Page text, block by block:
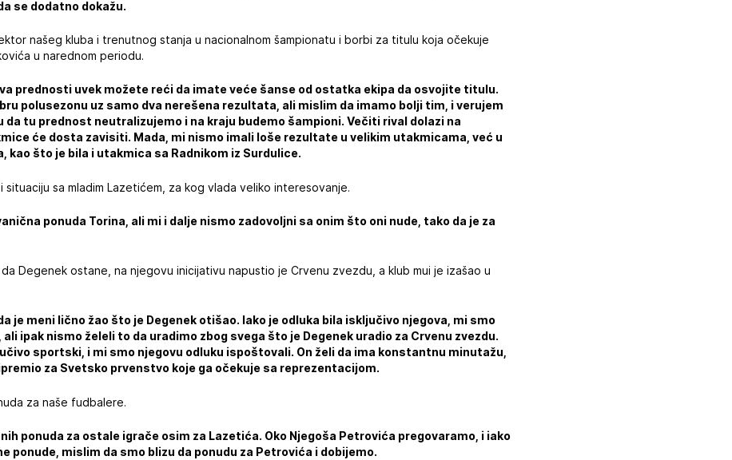
se dodatno dokažu.
našeg kluba i trenutnog stanja u nacionalnom šampionatu i borbi za titulu koja očekuje
u narednom periodu.
prednosti uvek možete reći da imate veće šanse od ostatka ekipa da osvojite titulu.
polusezonu uz samo dva nerešena rezultata, ali mislim da imamo bolji tim, i verujem
da tu prednost neutralizujemo i na kraju budemo šampioni. Večiti rival dolazi na
će dosta zavisiti. Mada, mi nismo imali loše rezultate u velikim utakmicama, već u
kao što je bila i utakmica sa Radnikom iz Surdulice.
situaciju sa mladim Lazetićem, za kog vlada veliko interesovanje.
ponuda Torina, ali mi i dalje nismo zadovoljni sa onim što oni nude, tako da je za
Degenek ostane, na njegovu inicijativu napustio je Crvenu zvezdu, a klub mui je izašao u
je meni lično žao što je Degenek otišao. Iako je odluka bila isključivo njegova, mi smo
ipak nismo želeli to da uradimo zbog svega što je Degenek uradio za Crvenu zvezdu.
sportski, i mi smo njegovu odluku ispoštovali. On želi da ima konstantnu minutažu,
za Svetsko prvenstvo koje ga očekuje sa reprezentacijom.
za naše fudbalere.
ponuda za ostale igrače osim za Lazetića. Oko Njegoša Petrovića pregovaramo, i iako
ponude, mislim da smo blizu da ponudu za Petrovića i dobijemo.